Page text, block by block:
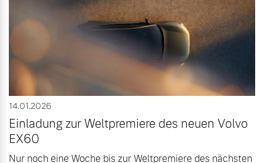
14.01.2026
Einladung zur Weltpremiere des neuen Volvo
EX60
Nur noch eine Woche bis zur Weltpremiere des nächsten